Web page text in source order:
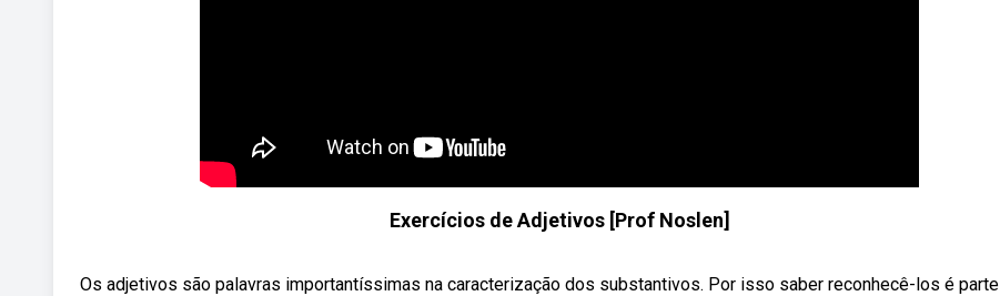
Exercícios de Adjetivos [Prof Noslen]
Os adjetivos são palavras importantíssimas na caracterização dos substantivos. Por isso saber reconhecê-los é parte